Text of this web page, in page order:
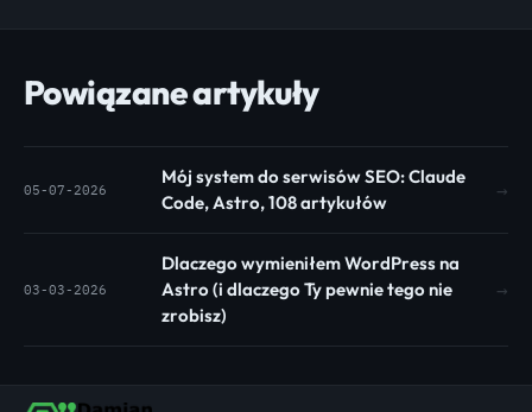
Powiązane artykuły
05-07-2026
Mój system do serwisów SEO: Claude
Code, Astro, 108 artykułów
→
03-03-2026
Dlaczego wymieniłem WordPress na
Astro (i dlaczego Ty pewnie tego nie
zrobisz)
→